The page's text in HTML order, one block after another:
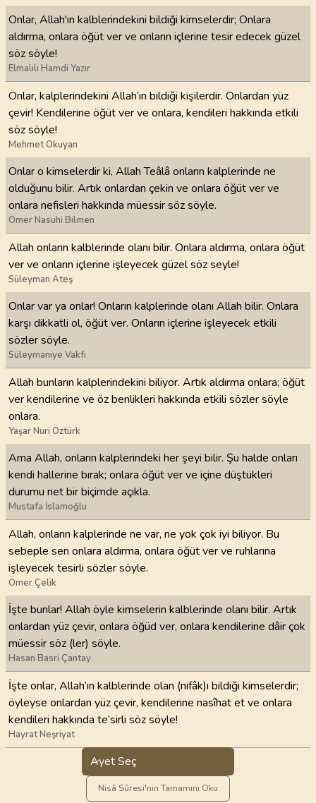
Onlar, Allah'ın kalblerindekini bildiği kimselerdir; Onlara
aldırma, onlara öğüt ver ve onların içlerine tesir edecek güzel
söz söyle!
Elmalılı Hamdi Yazır
Onlar, kalplerindekini Allah’ın bildiği kişilerdir. Onlardan yüz
çevir! Kendilerine öğüt ver ve onlara, kendileri hakkında etkili
söz söyle!
Mehmet Okuyan
Onlar o kimselerdir ki, Allah Teâlâ onların kalplerinde ne
olduğunu bilir. Artık onlardan çekin ve onlara öğüt ver ve
onlara nefisleri hakkında müessir söz söyle.
Ömer Nasuhi Bilmen
Allah onların kalblerinde olanı bilir. Onlara aldırma, onlara öğüt
ver ve onların içlerine işleyecek güzel söz seyle!
Süleyman Ateş
Onlar var ya onlar! Onların kalplerinde olanı Allah bilir. Onlara
karşı dikkatli ol, öğüt ver. Onların içlerine işleyecek etkili
sözler söyle.
Süleymaniye Vakfı
Allah bunların kalplerindekini biliyor. Artık aldırma onlara; öğüt
ver kendilerine ve öz benlikleri hakkında etkili sözler söyle
onlara.
Yaşar Nuri Öztürk
Ama Allah, onların kalplerindeki her şeyi bilir. Şu halde onları
kendi hallerine bırak; onlara öğüt ver ve içine düştükleri
durumu net bir biçimde açıkla.
Mustafa İslamoğlu
Allah, onların kalplerinde ne var, ne yok çok iyi biliyor. Bu
sebeple sen onlara aldırma, onlara öğüt ver ve ruhlarına
işleyecek tesirli sözler söyle.
Ömer Çelik
İşte bunlar! Allah öyle kimselerin kalblerinde olanı bilir. Artık
onlardan yüz çevir, onlara öğüd ver, onlara kendilerine dâir çok
müessir söz (ler) söyle.
Hasan Basri Çantay
İşte onlar, Allah’ın kalblerinde olan (nifâk)ı bildiği kimselerdir;
öyleyse onlardan yüz çevir, kendilerine nasîhat et ve onlara
kendileri hakkında te’sirli söz söyle!
Hayrat Neşriyat
Ayet Seç
Nisâ Sûresi'nin Tamamını Oku